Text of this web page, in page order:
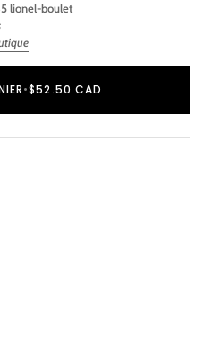
lionel-boulet
•$52.50 CAD